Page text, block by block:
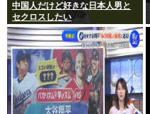
中国人だけど好きな日本人男と
セクロスしたい